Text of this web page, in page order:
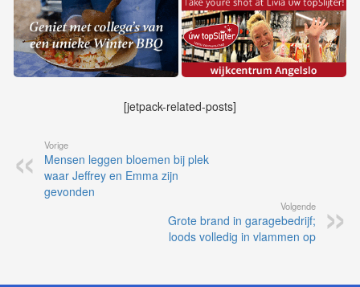
[jetpack-related-posts]
Vorige
Mensen leggen bloemen bij plek
waar Jeffrey en Emma zijn
gevonden
Volgende
Grote brand in garagebedrijf;
loods volledig in vlammen op